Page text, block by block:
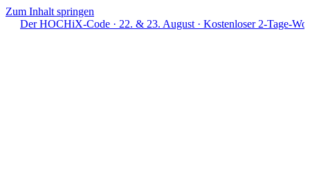
Zum Inhalt springen
Code · 22. & 23. August · Kostenloser 2-Tage-Workshop ·